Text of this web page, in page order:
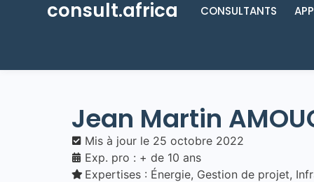
consult.africa CONSULTANTS
Jean Martin
Mis à jour le 25 octobre 2022
Exp. pro : + de 10 ans
Expertises : Énergie, Gestion de projet,